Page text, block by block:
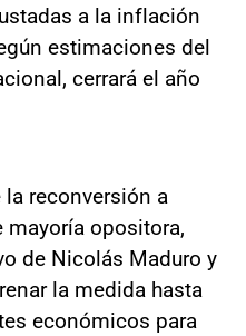
a la inflación
estimaciones del
cerrará el año
reconversión a
mayoría opositora,
de Nicolás Maduro y
la medida hasta
económicos para